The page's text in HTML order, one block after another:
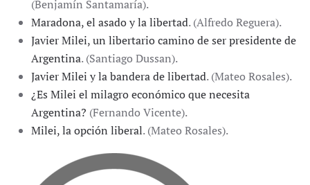
(Benjamín Santamaría).
Maradona, el asado y la libertad. (Alfredo Reguera).
Javier Milei, un libertario camino de ser presidente de
Argentina. (Santiago Dussan).
Javier Milei y la bandera de libertad. (Mateo Rosales).
¿Es Milei el milagro económico que necesita
Argentina? (Fernando Vicente).
Milei, la opción liberal. (Mateo Rosales).